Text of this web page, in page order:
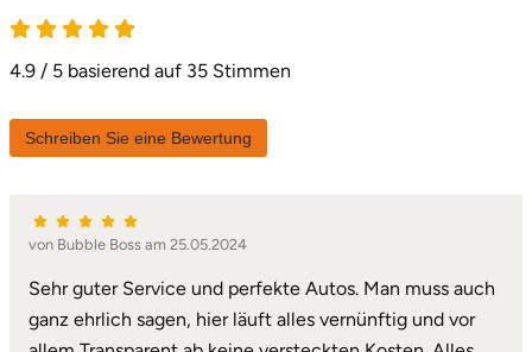
4.9 von 5
4.9 / 5 basierend auf 35 Stimmen
Schreiben Sie eine Bewertung
von Bubble Boss am 25.05.2024
Sehr guter Service und perfekte Autos. Man muss auch
ganz ehrlich sagen, hier läuft alles vernünftig und vor
Kamp-Lintfort
Kassel
Kempten
Kerken
Kiel